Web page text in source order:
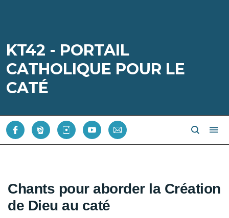
KT42 - PORTAIL
CATHOLIQUE POUR LE
CATÉ
Chants pour aborder la Création
de Dieu au caté